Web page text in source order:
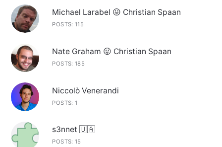
Michael Larabel 😛 Christian Spaan
POSTS: 115
Nate Graham 😛 Christian Spaan
POSTS: 185
Niccolò Venerandi
POSTS: 1
s3nnet 🇺🇦
POSTS: 15